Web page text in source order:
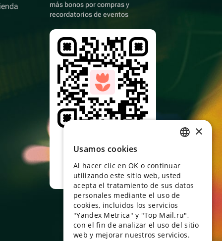
más bonos por compras y
recordatorios de eventos
descarga la
ENGLISH
UKRAINIAN
PORTUGUESE
SPANISH
HUNGARIAN
×
Usamos cookies
Al hacer clic en OK o continuar
utilizando este sitio web, usted
acepta el tratamiento de sus datos
personales mediante el uso de
cookies, incluidos los servicios
"Yandex Metrica" y "Top Mail.ru",
con el fin de analizar el uso del sitio
web y mejorar nuestros servicios.